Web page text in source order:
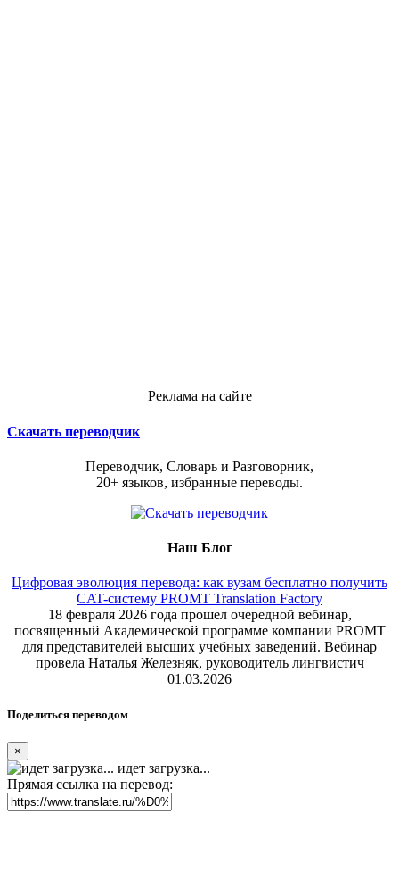
Реклама на сайте
Скачать переводчик
Переводчик, Словарь и Разговорник,
20+ языков, избранные переводы.
Наш Блог
Цифровая эволюция перевода: как вузам бесплатно получить
CAT-систему PROMT Translation Factory
18 февраля 2026 года прошел очередной вебинар,
посвященный Академической программе компании PROMT
для представителей высших учебных заведений. Вебинар
провела Наталья Железняк, руководитель лингвистич
01.03.2026
Поделиться переводом
×
идет загрузка...
Прямая ссылка на перевод: